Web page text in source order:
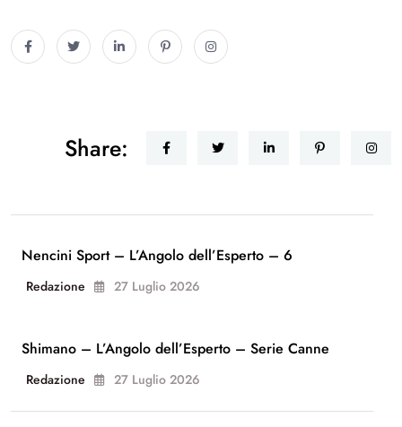
Share:
Nencini Sport – L’Angolo dell’Esperto – 6
Redazione 27 Luglio 2026
Shimano – L’Angolo dell’Esperto – Serie Canne
Redazione 27 Luglio 2026